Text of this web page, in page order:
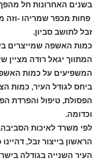
זבל לתושב סביון.
כמות האשפה שמייצרים
המתווך יגאל רודה מציין
המשפיעים על כמות
ביחס לגודל העיר, כמות
הפסולת, טיפול והפרדת
וכדומה.
לפי משרד לאיכות
הראשון בייצור זבל,
העיר השנייה בגודלה